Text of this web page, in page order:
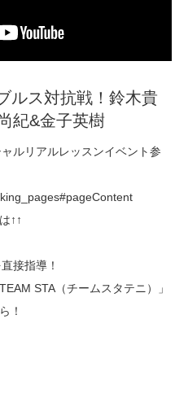
ルス対抗戦！鈴木貴
紀&金子英樹
ルリアルレッスンイベント参
↑↑
接指導！
STA（チームスタテニ）」
！